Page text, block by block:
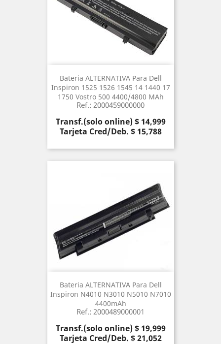
Bateria ALTERNATIVA Para Dell
Inspiron 1525 1526 1545 14 1440 17
1750 Vostro 500 4400/4800 MAh
Ref.: 2000459000000
Precio
Transf.(solo online) $ 14,999
Tarjeta Cred/Deb. $ 15,788
Bateria ALTERNATIVA Para Dell
Inspiron N4010 N3010 N5010 N7010
4400mAh
Ref.: 2000489000001
Precio
Transf.(solo online) $ 19,999
Tarjeta Cred/Deb. $ 21,052